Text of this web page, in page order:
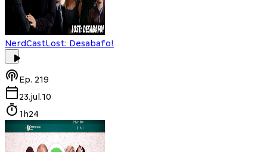
NerdCastLost: Desabafo!
Ep. 219
23.jul.10
1h24